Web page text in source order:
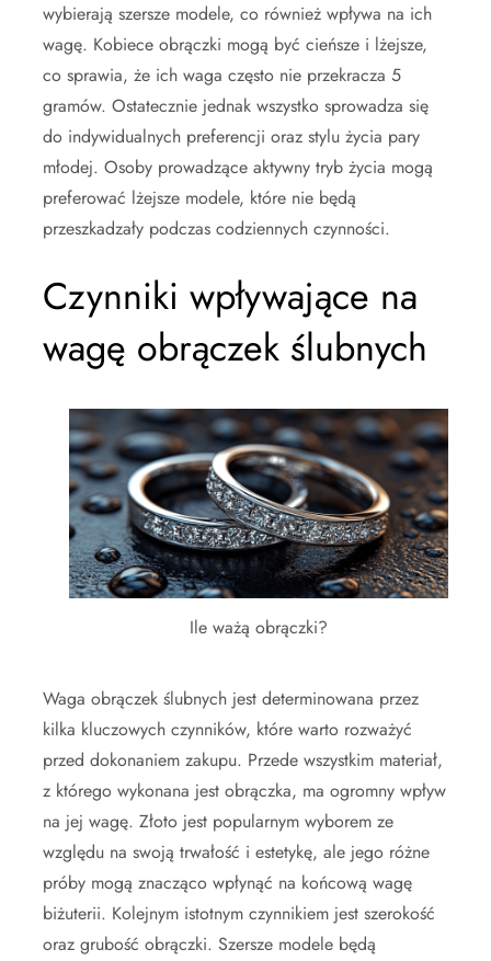
wybierają szersze modele, co również wpływa na ich
wagę. Kobiece obrączki mogą być cieńsze i lżejsze,
co sprawia, że ich waga często nie przekracza 5
gramów. Ostatecznie jednak wszystko sprowadza się
do indywidualnych preferencji oraz stylu życia pary
młodej. Osoby prowadzące aktywny tryb życia mogą
preferować lżejsze modele, które nie będą
przeszkadzały podczas codziennych czynności.
Czynniki wpływające na
wagę obrączek ślubnych
Ile ważą obrączki?
Waga obrączek ślubnych jest determinowana przez
kilka kluczowych czynników, które warto rozważyć
przed dokonaniem zakupu. Przede wszystkim materiał,
z którego wykonana jest obrączka, ma ogromny wpływ
na jej wagę. Złoto jest popularnym wyborem ze
względu na swoją trwałość i estetykę, ale jego różne
próby mogą znacząco wpłynąć na końcową wagę
biżuterii. Kolejnym istotnym czynnikiem jest szerokość
oraz grubość obrączki. Szersze modele będą